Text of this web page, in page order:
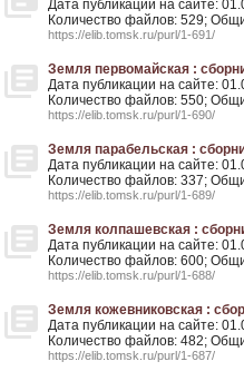
Дата публикации на сайте:
Количество файлов: 529;
https://elib.tomsk.ru/purl/1-691/
Земля первомайская :
Дата публикации на сайте:
Количество файлов: 550;
https://elib.tomsk.ru/purl/1-690/
Земля парабельская :
Дата публикации на сайте:
Количество файлов: 337;
https://elib.tomsk.ru/purl/1-689/
Земля колпашевская :
Дата публикации на сайте:
Количество файлов: 600;
https://elib.tomsk.ru/purl/1-688/
Земля кожевниковская :
Дата публикации на сайте:
Количество файлов: 482;
https://elib.tomsk.ru/purl/1-687/